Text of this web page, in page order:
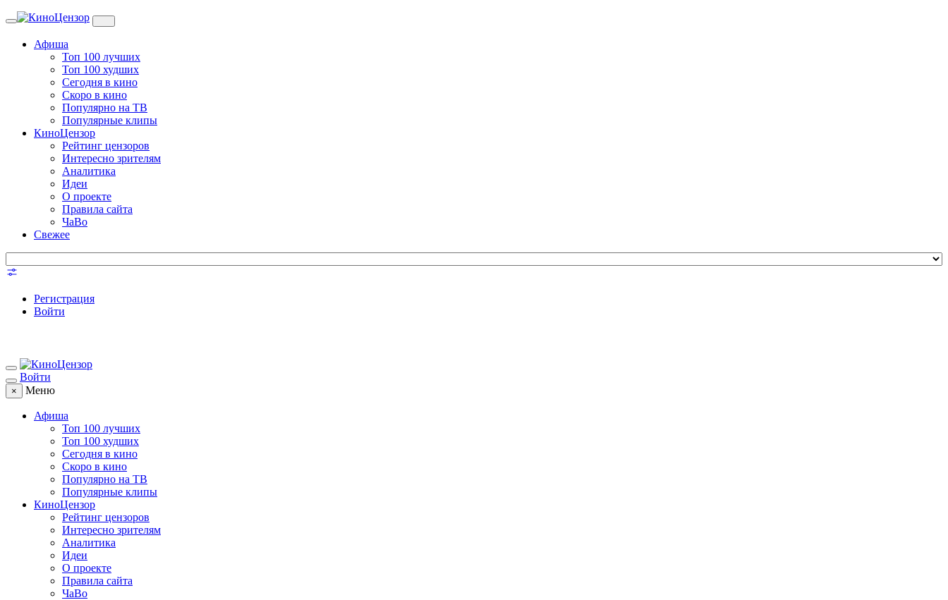
Toggle
Афиша
Топ 100 лучших
Топ 100 худших
Сегодня в кино
Скоро в кино
Популярно на ТВ
Популярные клипы
КиноЦензор
Рейтинг цензоров
Интересно зрителям
Аналитика
Идеи
О проекте
Правила сайта
ЧаВо
Свежее
Регистрация
Войти
Войти
× Меню
Афиша
Топ 100 лучших
Топ 100 худших
Сегодня в кино
Скоро в кино
Популярно на ТВ
Популярные клипы
КиноЦензор
Рейтинг цензоров
Интересно зрителям
Аналитика
Идеи
О проекте
Правила сайта
ЧаВо